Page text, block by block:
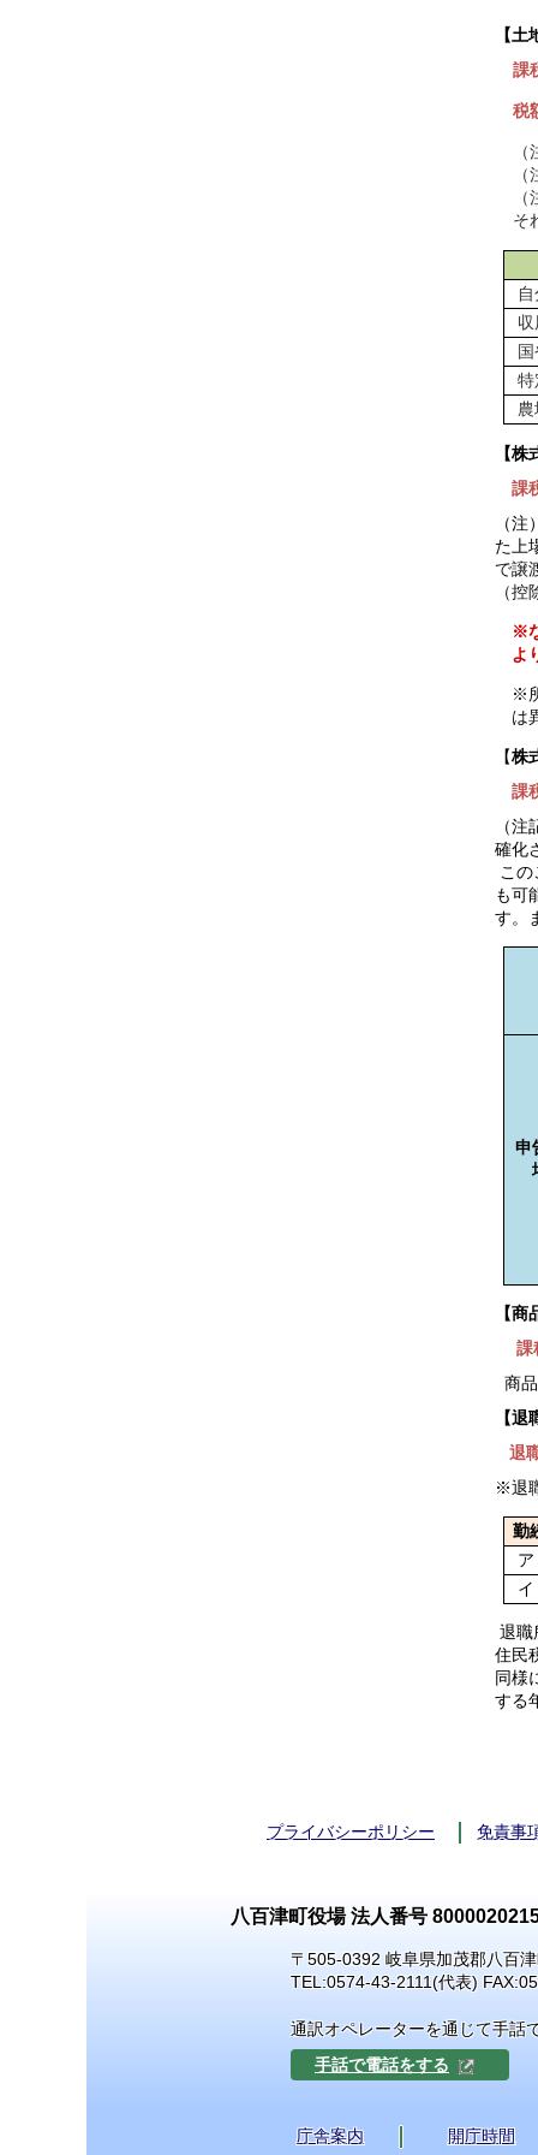
【
課
税
そ
特
【
課
（
た上
で譲
（
※
よ
※
は
【株
課
（
確化
こ
も可
す。
申
【
課
商
【
退
※退
勤
退職
住民
同様
する
プライバシーポリシー 免責事
八百津町役場 法人番号
〒505-0392 岐阜県加茂郡八百
TEL:0574-43-2111(代表)
通訳オペレーターを通じて手話
手話で電話をする
庁舎案内 開庁時間